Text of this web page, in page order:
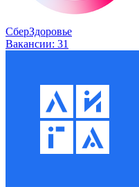
СберЗдоровье
Вакансии: 31